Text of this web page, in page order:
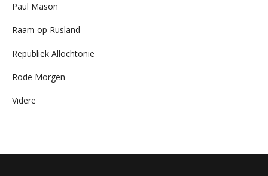
Paul Mason
Raam op Rusland
Republiek Allochtonië
Rode Morgen
Videre